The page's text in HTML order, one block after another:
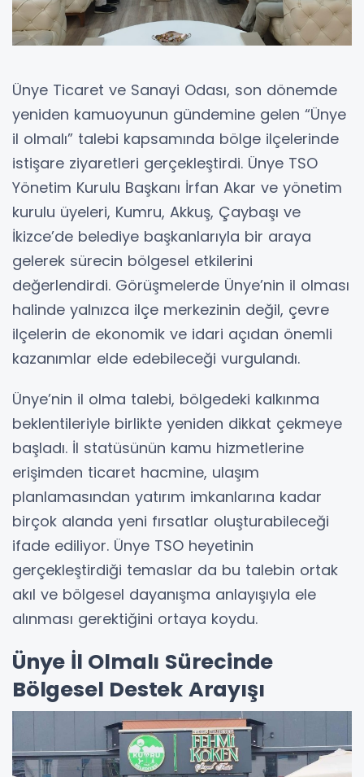
Ünye Ticaret ve Sanayi Odası, son dönemde
yeniden kamuoyunun gündemine gelen “Ünye
il olmalı” talebi kapsamında bölge ilçelerinde
istişare ziyaretleri gerçekleştirdi. Ünye TSO
Yönetim Kurulu Başkanı İrfan Akar ve yönetim
kurulu üyeleri, Kumru, Akkuş, Çaybaşı ve
İkizce’de belediye başkanlarıyla bir araya
gelerek sürecin bölgesel etkilerini
değerlendirdi. Görüşmelerde Ünye’nin il olması
halinde yalnızca ilçe merkezinin değil, çevre
ilçelerin de ekonomik ve idari açıdan önemli
kazanımlar elde edebileceği vurgulandı.
Ünye’nin il olma talebi, bölgedeki kalkınma
beklentileriyle birlikte yeniden dikkat çekmeye
başladı. İl statüsünün kamu hizmetlerine
erişimden ticaret hacmine, ulaşım
planlamasından yatırım imkanlarına kadar
birçok alanda yeni fırsatlar oluşturabileceği
ifade ediliyor. Ünye TSO heyetinin
gerçekleştirdiği temaslar da bu talebin ortak
akıl ve bölgesel dayanışma anlayışıyla ele
alınması gerektiğini ortaya koydu.
Ünye İl Olmalı Sürecinde
Bölgesel Destek Arayışı